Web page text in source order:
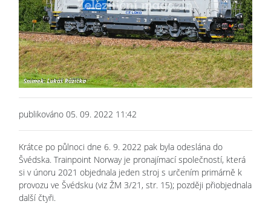
publikováno 05. 09. 2022 11:42
Krátce po půlnoci dne 6. 9. 2022 pak byla odeslána do
Švédska. Trainpoint Norway je pronajímací společností, která
si v únoru 2021 objednala jeden stroj s určením primárně k
provozu ve Švédsku (viz ŽM 3/21, str. 15); později přiobjednala
další čtyři.